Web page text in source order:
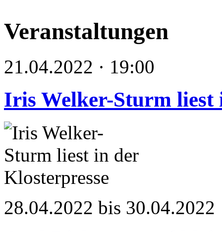
Veranstaltungen
21.04.2022 · 19:00
Iris Welker-Sturm liest
28.04.2022 bis 30.04.2022